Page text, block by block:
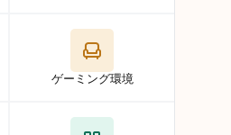
ゲーミング環境